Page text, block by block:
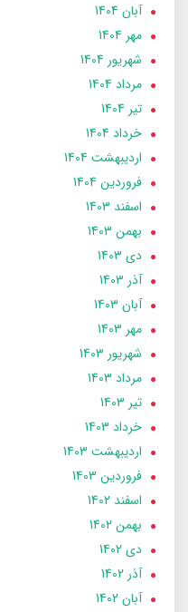
آبان 1404
مهر 1404
شهریور 1404
مرداد 1404
تير 1404
خرداد 1404
ارديبهشت 1404
فروردین 1404
اسفند 1403
بهمن 1403
دی 1403
آذر 1403
آبان 1403
مهر 1403
شهریور 1403
مرداد 1403
تير 1403
خرداد 1403
ارديبهشت 1403
فروردین 1403
اسفند 1402
بهمن 1402
دی 1402
آذر 1402
آبان 1402